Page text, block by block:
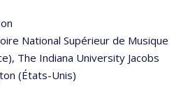
National Supérieur de Musique
The Indiana University Jacobs
(États-Unis)